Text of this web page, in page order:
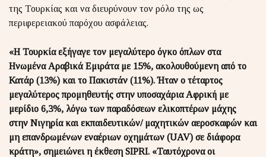
της Τουρκίας και να διευρύνουν τον ρόλο της ως
περιφερειακού παρόχου ασφάλειας.
«Η Τουρκία εξήγαγε τον μεγαλύτερο όγκο όπλων στα
Ηνωμένα Αραβικά Εμιράτα με 15%, ακολουθούμενη από το
Κατάρ (13%) και το Πακιστάν (11%). Ήταν ο τέταρτος
μεγαλύτερος προμηθευτής στην υποσαχάρια Αφρική με
μερίδιο 6,3%, λόγω των παραδόσεων ελικοπτέρων μάχης
στην Νιγηρία και εκπαιδευτικών/ μαχητικών αεροσκαφών και
μη επανδρωμένων εναέριων οχημάτων (UAV) σε διάφορα
κράτη», σημειώνει η έκθεση SIPRI. «Ταυτόχρονα οι